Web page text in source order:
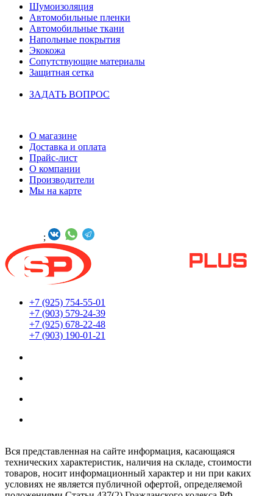
Шумоизоляция
Автомобильные пленки
Автомобильные ткани
Напольные покрытия
Экокожа
Сопутствующие материалы
Защитная сетка
ЗАДАТЬ ВОПРОС
О магазине
Доставка и оплата
Прайс-лист
О компании
Производители
Мы на карте
;
+7 (925) 754-55-01
+7 (903) 579-24-39
+7 (925) 678-22-48
+7 (903) 190-01-21
Вся представленная на сайте информация, касающаяся
технических характеристик, наличия на складе, стоимости
товаров, носит информационный характер и ни при каких
условиях не является публичной офертой, определяемой